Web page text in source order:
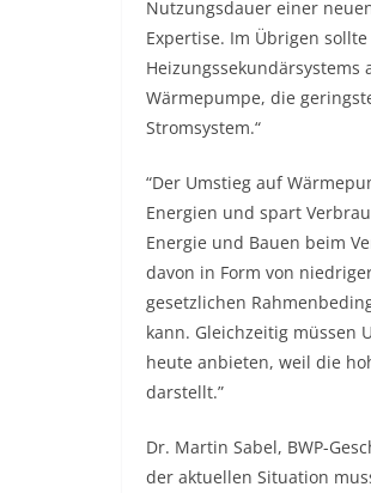
Nutzungsdauer einer
Expertise. Im Übrigen
Wärmepumpe, die
Stromsystem.“
“Der Umstieg auf
Energien und spart
Energie und Bauen beim
davon in Form von
gesetzlichen
kann. Gleichzeitig müssen
heute anbieten, weil die
darstellt.”
Dr. Martin Sabel, BWP-
der aktuellen Situation